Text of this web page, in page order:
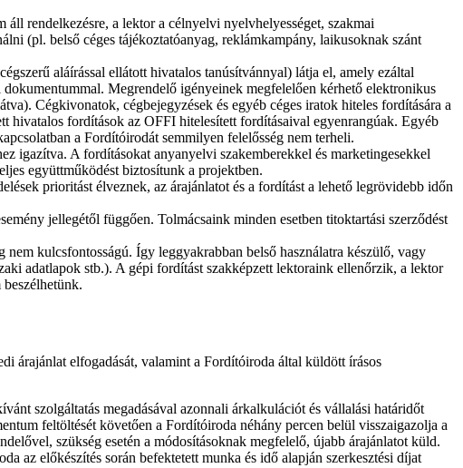
rendelkezésre, a lektor a célnyelvi nyelvhelyességet, szakmai
(pl. belső céges tájékoztatóanyag, reklámkampány, laikusoknak szánt
aláírással ellátott hivatalos tanúsítvánnyal) látja el, amely ezáltal
Megrendelő igényeinek megfelelően kérhető elektronikus
Cégkivonatok, cégbejegyzések és egyéb céges iratok hiteles fordítására a
fordítások az OFFI hitelesített fordításaival egyenrangúak. Egyéb
a Fordítóirodát semmilyen felelősség nem terheli.
igazítva. A fordításokat anyanyelvi szakemberekkel és marketingesekkel
együttműködést biztosítunk a projektben.
prioritást élveznek, az árajánlatot és a fordítást a lehető legrövidebb időn
jellegétől függően. Tolmácsaink minden esetben titoktartási szerződést
kulcsfontosságú. Így leggyakrabban belső használatra készülő, vagy
adatlapok stb.). A gépi fordítást szakképzett lektoraink ellenőrzik, a lektor
árajánlat elfogadását, valamint a Fordítóiroda által küldött írásos
szolgáltatás megadásával azonnali árkalkulációt és vállalási határidőt
feltöltését követően a Fordítóiroda néhány percen belül visszaigazolja a
szükség esetén a módosításoknak megfelelő, újabb árajánlatot küld.
az előkészítés során befektetett munka és idő alapján szerkesztési díjat